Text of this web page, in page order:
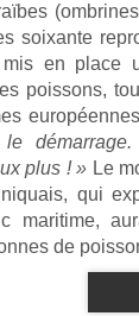
soixante
mis en place
poissons,
plus ! » Le
qui
maritime,
de